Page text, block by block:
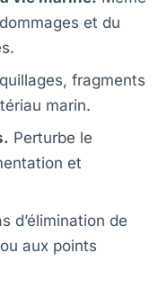
et du
fragments
marin.
Perturbe le
et
d’élimination de
aux points